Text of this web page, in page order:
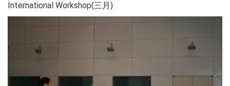
International Workshop(三月)